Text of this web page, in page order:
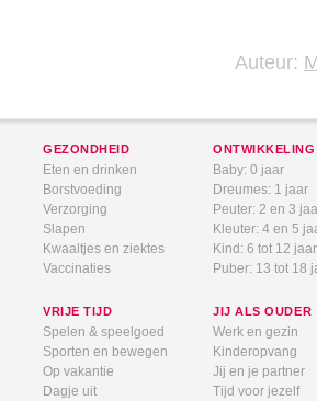
Auteur:
GEZONDHEID
Eten en drinken
Borstvoeding
Verzorging
Slapen
Kwaaltjes en ziektes
Vaccinaties
ONTWIKKELING
Baby: 0 jaar
Dreumes: 1 jaar
Peuter: 2 en 3
Kleuter: 4 en 5
Kind: 6 tot 12 jaar
Puber: 13 tot 18
VRIJE TIJD
Spelen & speelgoed
Sporten en bewegen
Op vakantie
Dagje uit
JIJ ALS OUDER
Werk en gezin
Kinderopvang
Jij en je partner
Tijd voor jezelf